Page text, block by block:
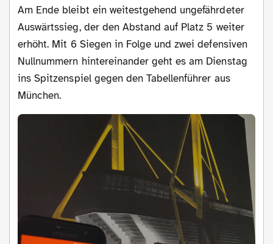
Am Ende bleibt ein weitestgehend ungefährdeter
Auswärtssieg, der den Abstand auf Platz 5 weiter
erhöht. Mit 6 Siegen in Folge und zwei defensiven
Nullnummern hintereinander geht es am Dienstag
ins Spitzenspiel gegen den Tabellenführer aus
München.